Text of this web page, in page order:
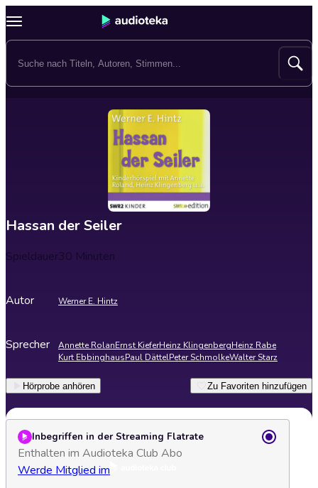
Hassan der Seiler
Spieldauer30 Minuten
Autor Werner E. Hintz
Sprecher Annette RolanErnst KieferHeinz KlingenbergHeinz Rabe
Kurt EbbinghausPaul DättelPeter SchmolkeWalter Starz
Hörprobe anhören Zu Favoriten hinzufügen
Inbegriffen in der Streaming Flatrate
Enthalten im Audioteka Club Abo
Werde Mitglied im